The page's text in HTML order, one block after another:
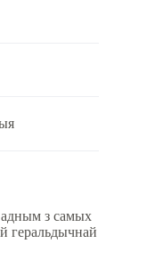
з самых
геральдычнай